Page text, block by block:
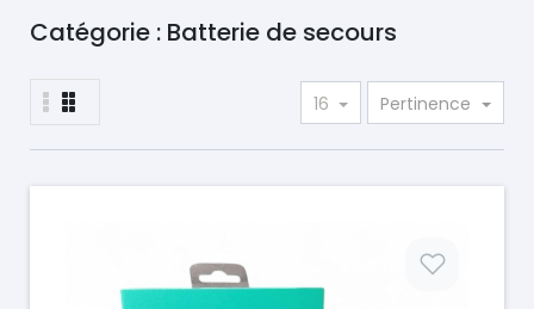
Catégorie : Batterie de secours
16 Pertinence